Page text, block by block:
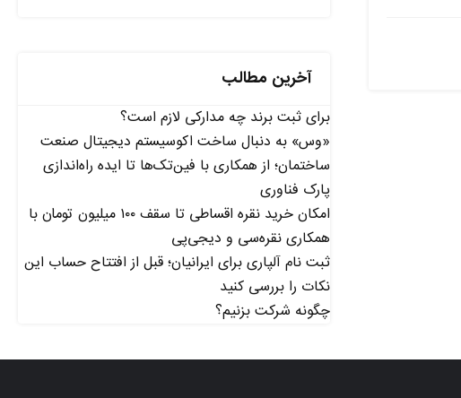
آخرین مطالب
برای ثبت برند چه مدارکی لازم است؟
«وس» به دنبال ساخت اکوسیستم دیجیتال صنعت
ساختمان؛ از همکاری با فین‌تک‌ها تا ایده راه‌اندازی
پارک فناوری
امکان خرید نقره اقساطی تا سقف ۱۰۰ میلیون تومان با
همکاری نقره‌سی و دیجی‌پی
ثبت نام آلپاری برای ایرانیان؛ قبل از افتتاح حساب این
نکات را بررسی کنید
چگونه شرکت بزنیم؟